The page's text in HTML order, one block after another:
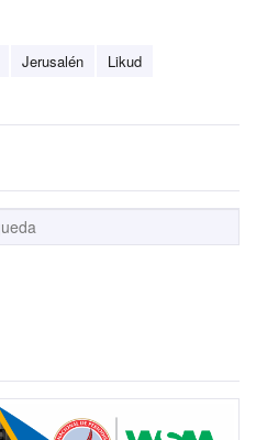
Jerusalén
Likud